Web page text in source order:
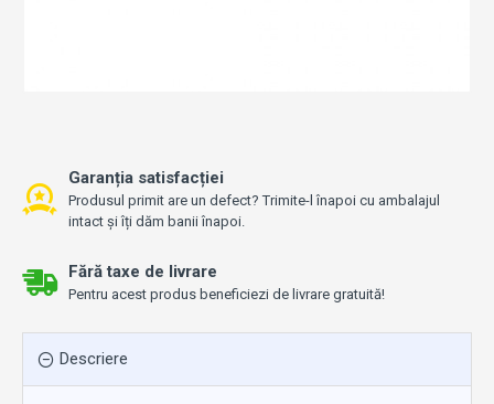
Fără taxe de livrare
Pentru acest produs beneficiezi de livrare gratuită!
Garanția satisfacției
Produsul primit are un defect? Trimite-l înapoi cu ambalajul
intact și îți dăm banii înapoi.
Descriere